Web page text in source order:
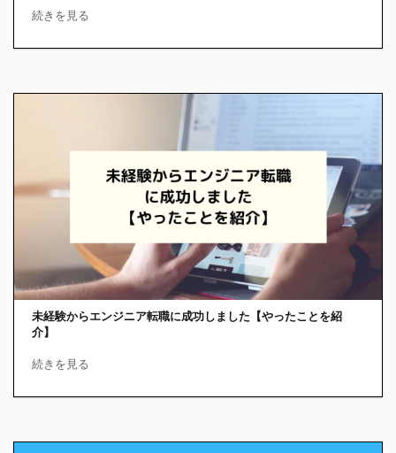
続きを見る
未経験からエンジニア転職に成功しました【やったことを紹
介】
続きを見る